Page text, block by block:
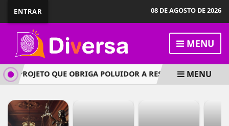
ENTRAR 08 DE AGOSTO DE 2026
MENU
PROJETO QUE OBRIGA POLUIDOR A RESSARCIR COFRES
MENU